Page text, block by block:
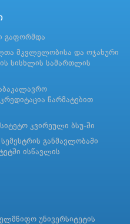
გაფორმდა
მკვლელობისა და ოჯახური
სისხლის სამართლის
წარმატებით
კვირეული ბსუ-ში
განმავლობაში
ისწავლის
უნივერსიტეტის